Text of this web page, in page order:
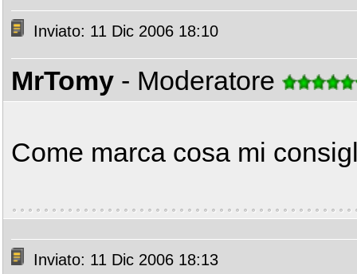
Inviato: 11 Dic 2006 18:10
MrTomy - Moderatore
Come marca cosa mi
Inviato: 11 Dic 2006 18:13